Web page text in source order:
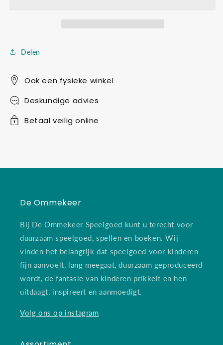
Delen
Ook een fysieke winkel
Deskundige advies
Betaal veilig online
De Ommekeer
Bij De Ommekeer Speelgoed kunt u terecht voor
duurzaam speelgoed, spellen en boeken. Wij
vinden het belangrijk dat speelgoed voor kinderen
fijn aanvoelt, lang meegaat, duurzaam geproduceerd
wordt, de fantasie van kinderen prikkelt en hen
uitdaagt, inspireert en aanmoedigt.
Volg ons op instagram